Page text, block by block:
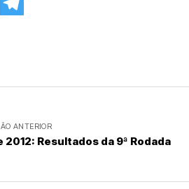
ANTERIOR
2012: Resultados da 9ª Rodada